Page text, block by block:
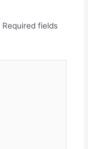
Required fields